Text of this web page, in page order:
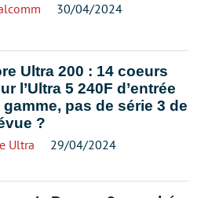
30/04/2024
Ultra 200 : 14 coeurs
l’Ultra 5 240F d’entrée
gamme, pas de série 3 de
?
Ultra 29/04/2024